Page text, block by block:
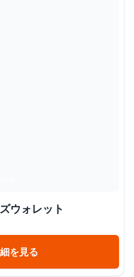
ウォレット
を見る